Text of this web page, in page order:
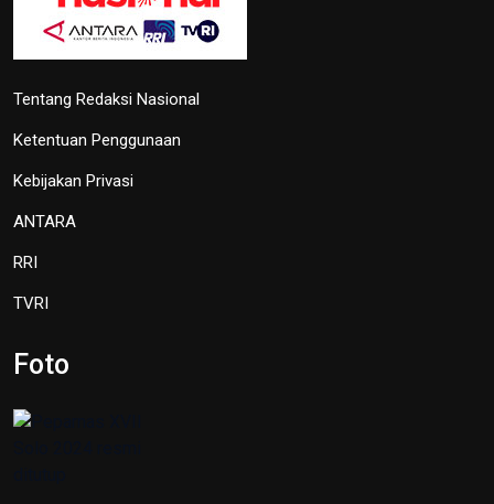
Tentang Redaksi Nasional
Ketentuan Penggunaan
Kebijakan Privasi
ANTARA
RRI
TVRI
Foto